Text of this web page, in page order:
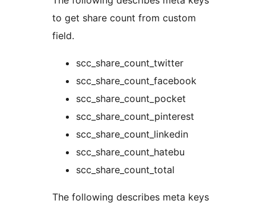
to get share count from custom
field.
scc_share_count_twitter
scc_share_count_facebook
scc_share_count_pocket
scc_share_count_pinterest
scc_share_count_linkedin
scc_share_count_hatebu
scc_share_count_total
The following describes meta keys